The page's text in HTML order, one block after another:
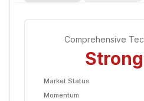
Comprehensive
Market Status
Momentum